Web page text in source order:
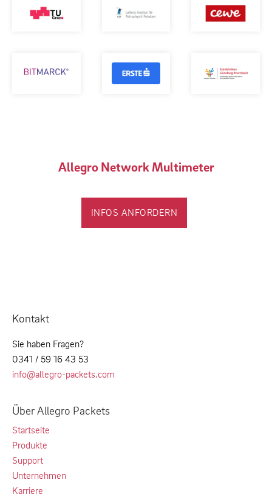
Allegro Network Multimeter
INFOS ANFORDERN
Kontakt
Sie haben Fragen?
0341 / 59 16 43 53
info@allegro-packets.com
Über Allegro Packets
Startseite
Produkte
Support
Unternehmen
Karriere